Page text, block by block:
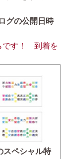
グの公開日時
です！ 到着を
スペシャル特